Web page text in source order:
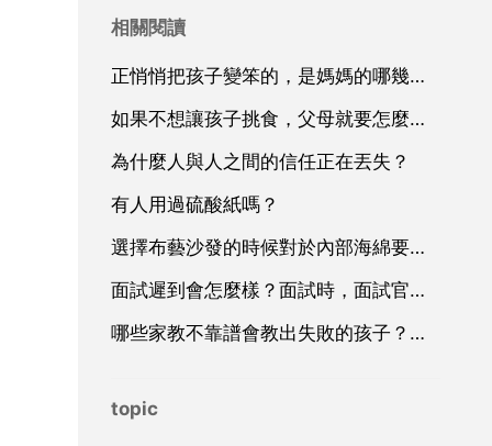
相關閱讀
正悄悄把孩子變笨的，是媽媽的哪幾種行為舉動？
如果不想讓孩子挑食，父母就要怎麼培養孩子的飲食習慣？
為什麼人與人之間的信任正在丟失？
有人用過硫酸紙嗎？
選擇布藝沙發的時候對於內部海綿要求是怎樣的？該如何挑選？
面試遲到會怎麼樣？面試時，面試官遲到了，應該怎麼辦？
哪些家教不靠譜會教出失敗的孩子？你避開雷區了嗎？
topic